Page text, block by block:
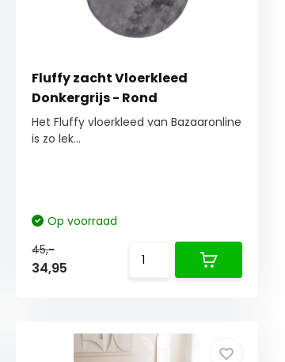
Fluffy zacht Vloerkleed
Donkergrijs - Rond
Het Fluffy vloerkleed van Bazaaronline
is zo lek...
Op voorraad
45,-
34,95